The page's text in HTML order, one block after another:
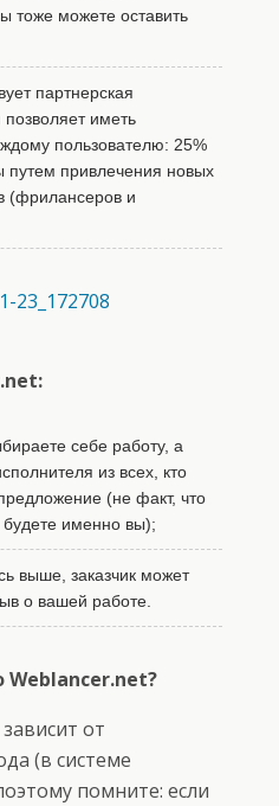
тоже можете оставить
партнерская
иметь
пользователю: 25%
путем привлечения новых
(фрилансеров и
себе работу, а
из всех, кто
(не факт, что
будете именно вы);
выше, заказчик может
о вашей работе.
от
(в системе
помните: если